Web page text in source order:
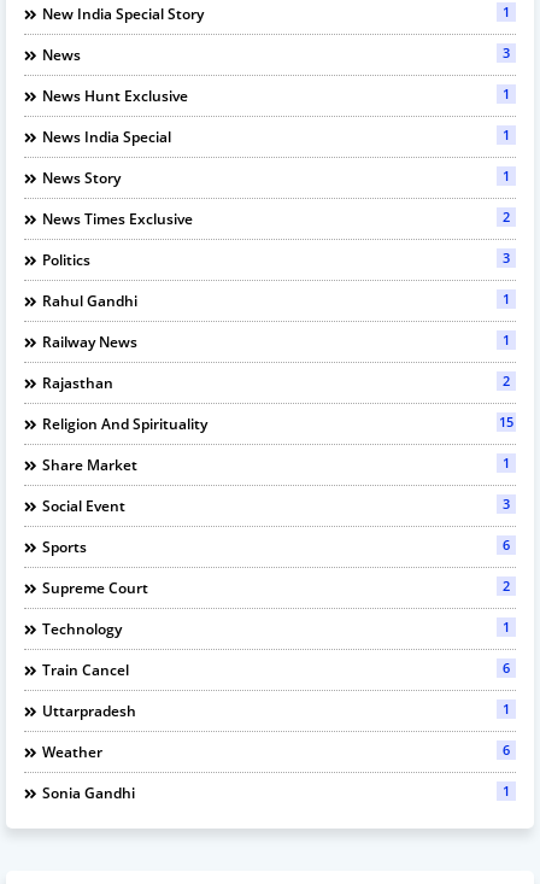
New India Special Story 1
News 3
News Hunt Exclusive 1
News India Special 1
News Story 1
News Times Exclusive 2
Politics 3
Rahul Gandhi 1
Railway News 1
Rajasthan 2
Religion And Spirituality 15
Share Market 1
Social Event 3
Sports 6
Supreme Court 2
Technology 1
Train Cancel 6
Uttarpradesh 1
Weather 6
Sonia Gandhi 1